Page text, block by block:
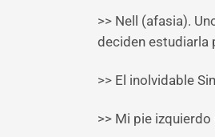
>> Nell (afasia).
deciden estudiarla
>> El inolvidable
>> Mi pie